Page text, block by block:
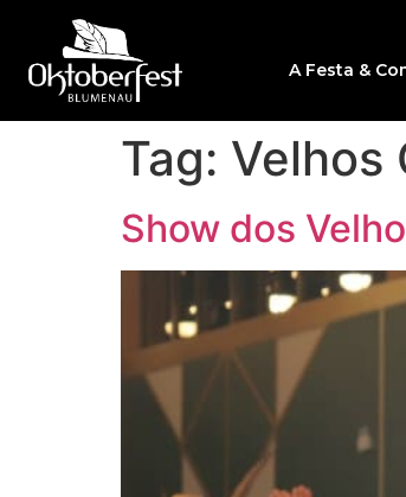
A Festa &
Tag: Velhos
Show dos